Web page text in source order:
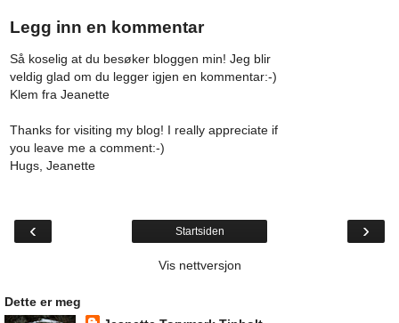
Legg inn en kommentar
Så koselig at du besøker bloggen min! Jeg blir
veldig glad om du legger igjen en kommentar:-)
Klem fra Jeanette
Thanks for visiting my blog! I really appreciate if
you leave me a comment:-)
Hugs, Jeanette
‹ ›
Startsiden
Vis nettversjon
Dette er meg